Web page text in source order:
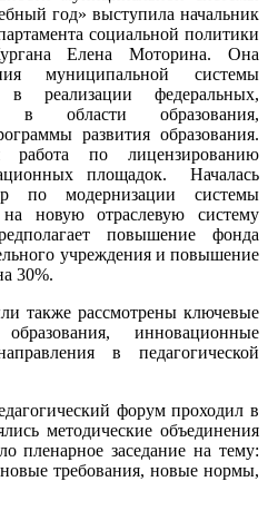
год» выступила начальник
социальной политики
Елена Моторина. Она
муниципальной системы
в реализации федеральных,
в области образования,
развития образования.
работа по лицензированию
площадок. Началась
по модернизации системы
новую отраслевую систему
повышение фонда
учреждения и повышение
30%.
также рассмотрены ключевые
инновационные
в педагогической
форум проходил в
методические объединения
пленарное заседание на тему:
требования, новые нормы,